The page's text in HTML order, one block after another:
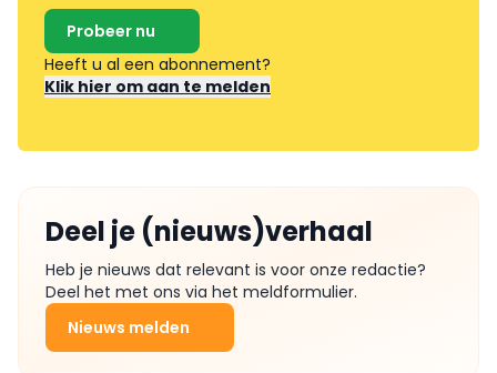
Probeer nu
Heeft u al een abonnement?
Klik hier om aan te melden
Deel je (nieuws)verhaal
Heb je nieuws dat relevant is voor onze redactie?
Deel het met ons via het meldformulier.
Nieuws melden